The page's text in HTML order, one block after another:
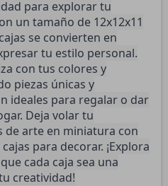
para explorar tu
un tamaño de 12x12x11
se convierten en
tu estilo personal.
con tus colores y
piezas únicas y
ideales para regalar o dar
Deja volar tu
de arte en miniatura con
para decorar. ¡Explora
cada caja sea una
creatividad!